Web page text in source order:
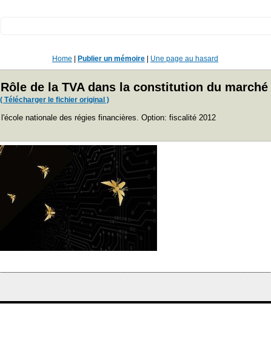
Home Publier un mémoire Une page au hasard
de la TVA dans la constitution du marché
( Télécharger le fichier original )
nationale des régies financières. Option: fiscalité 2012